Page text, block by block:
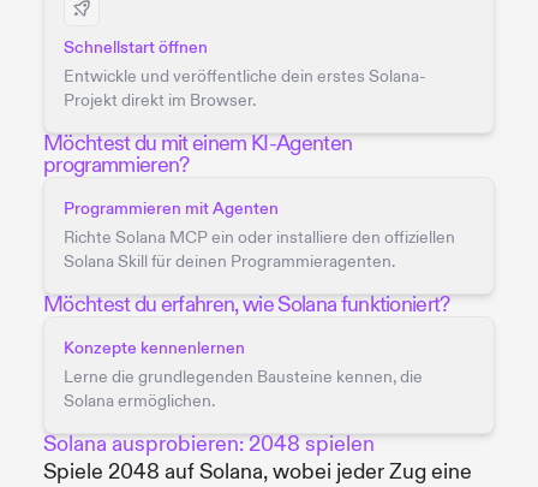
Schnellstart öffnen
Entwickle und veröffentliche dein erstes Solana-
Projekt direkt im Browser.
Möchtest du mit einem KI-Agenten
programmieren?
Programmieren mit Agenten
Richte Solana MCP ein oder installiere den offiziellen
Solana Skill für deinen Programmieragenten.
Möchtest du erfahren, wie Solana funktioniert?
Konzepte kennenlernen
Lerne die grundlegenden Bausteine kennen, die
Solana ermöglichen.
Solana ausprobieren: 2048 spielen
Spiele 2048 auf Solana, wobei jeder Zug eine